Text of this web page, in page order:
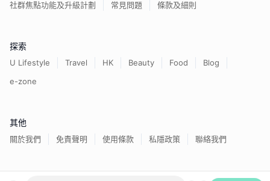
社群焦點功能及升級計劃
常見問題 條款及細則
探索
U Lifestyle Travel HK Beauty Food
Blog
e-zone
其他
關於我們 免責聲明 使用條款 私隱政策 聯絡我們